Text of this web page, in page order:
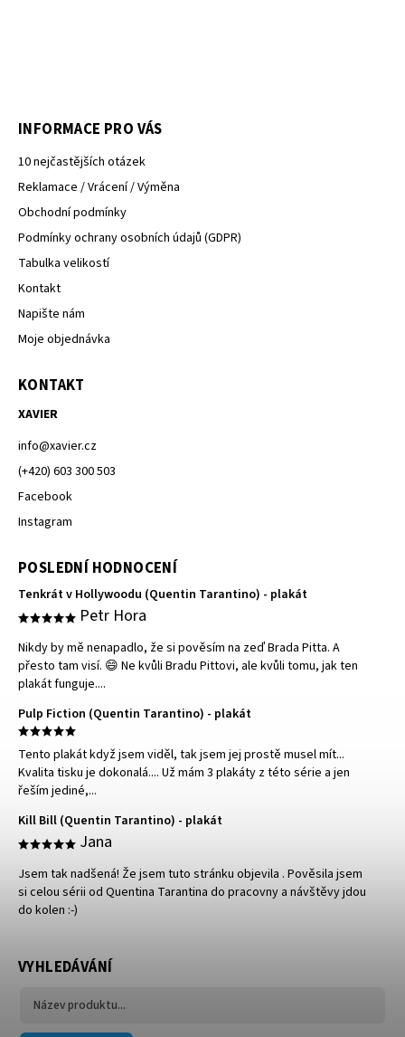
INFORMACE PRO VÁS
10 nejčastějších otázek
Reklamace / Vrácení / Výměna
Obchodní podmínky
Podmínky ochrany osobních údajů (GDPR)
Tabulka velikostí
Kontakt
Napište nám
Moje objednávka
KONTAKT
XAVIER
info@xavier.cz
(+420) 603 300 503
Facebook
Instagram
POSLEDNÍ HODNOCENÍ
Tenkrát v Hollywoodu (Quentin Tarantino) - plakát
Petr Hora
Nikdy by mě nenapadlo, že si pověsím na zeď Brada Pitta. A
přesto tam visí. 😄 Ne kvůli Bradu Pittovi, ale kvůli tomu, jak ten
plakát funguje....
Pulp Fiction (Quentin Tarantino) - plakát
Tento plakát když jsem viděl, tak jsem jej prostě musel mít...
Kvalita tisku je dokonalá.... Už mám 3 plakáty z této série a jen
řeším jediné,...
Kill Bill (Quentin Tarantino) - plakát
Jana
Jsem tak nadšená! Že jsem tuto stránku objevila . Pověsila jsem
si celou sérii od Quentina Tarantina do pracovny a návštěvy jdou
do kolen :-)
VYHLEDÁVÁNÍ